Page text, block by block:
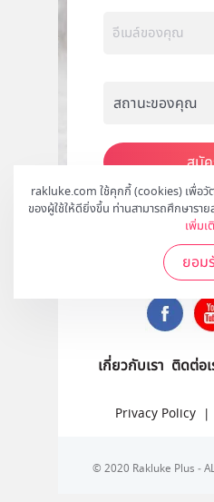
rakluke.com ใช้คุกกี้ (cookies) เพื่อ
ของผู้ใช้ให้ดียิ่งขึ้น ท่านสามารถศึกษาราย
เพิ่มเ
ยอม
สมั
ติดตาม
เกี่ยวกับเรา ติดต่อเ
Privacy Policy |
© 2020 Rakluke Plus -